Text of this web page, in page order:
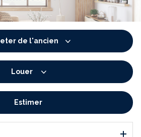
de l'ancien
Louer
Estimer